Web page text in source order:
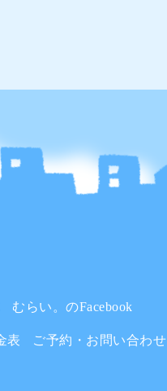
むらい。のFacebook
表 ご予約・お問い合わせ